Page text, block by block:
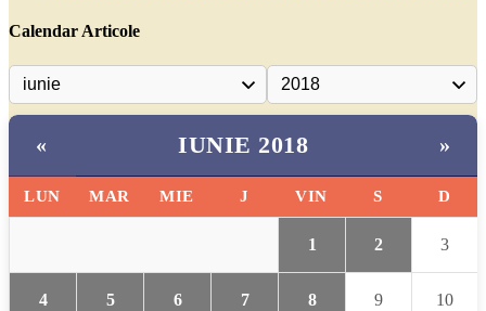
Calendar Articole
« IUNIE 2018 »
LUN MAR MIE J VIN S D
1 2 3
4 5 6 7 8 9 10